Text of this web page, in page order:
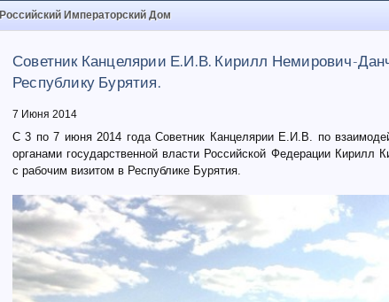
Российский Императорский Дом
Советник Канцелярии Е.И.В. Кирилл Немирович-
Республику Бурятия.
7 Июня 2014
С 3 по 7 июня 2014 года Советник Канцелярии Е.И.В. по
органами государственной власти Российской Федерации Кирилл
с рабочим визитом в Республике Бурятия.